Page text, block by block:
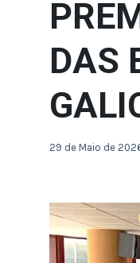
DAS
29 de Maio de